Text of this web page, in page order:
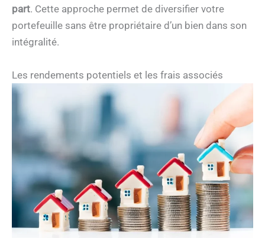
part. Cette approche permet de diversifier votre
portefeuille sans être propriétaire d’un bien dans son
intégralité.
Les rendements potentiels et les frais associés